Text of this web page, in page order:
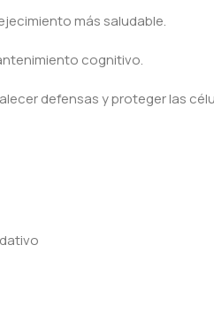
más saludable.
cognitivo.
defensas y proteger las